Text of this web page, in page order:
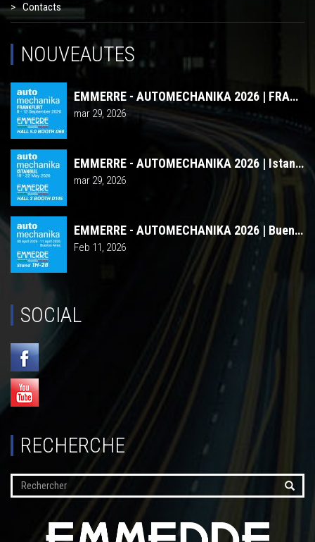
Contacts
NOUVEAUTES
EMMERRE - AUTOMECHANIKA 2026 | FRANKFURT
mar 29, 2026
EMMERRE - AUTOMECHANIKA 2026 | Istanbul
mar 29, 2026
EMMERRE - AUTOMECHANIKA 2026 | Buenos Aires
Feb 11, 2026
SOCIAL
RECHERCHE
Rechercher